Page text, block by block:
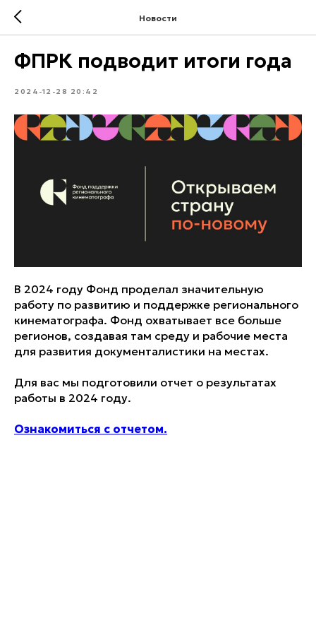
Новости
ФПРК подводит итоги года
2024-12-28 20:42
В 2024 году Фонд проделал значительную
работу по развитию и поддержке регионального
кинематографа. Фонд охватывает все больше
регионов, создавая там среду и рабочие места
для развития документалистики на местах.
Для вас мы подготовили отчет о результатах
работы в 2024 году.
Ознакомиться с отчетом.